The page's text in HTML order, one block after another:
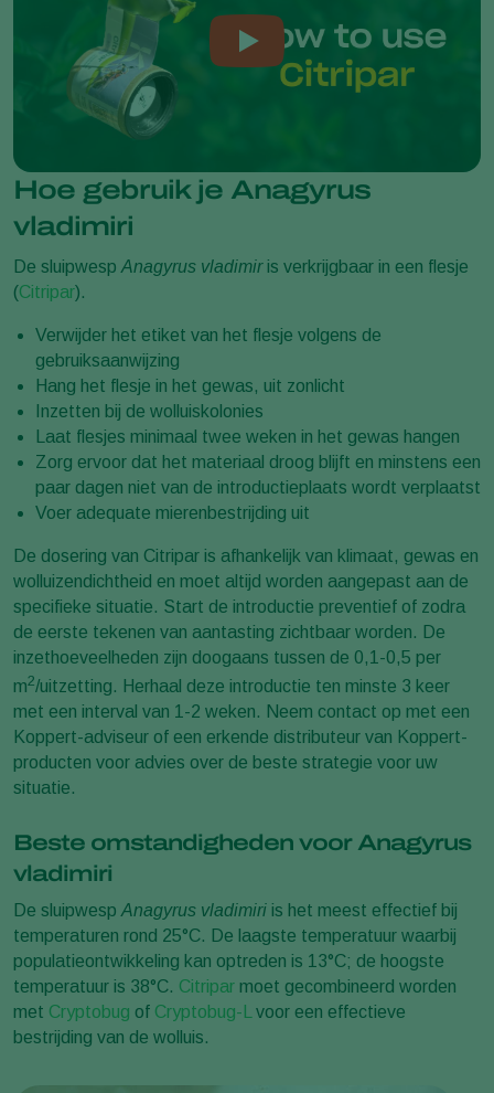
Hoe gebruik je Anagyrus
vladimiri
De sluipwesp Anagyrus vladimiris verkrijgbaar in een flesje
(Citripar).
Verwijder het etiket van het flesje volgens de
gebruiksaanwijzing
Hang het flesje in het gewas, uit zonlicht
Inzetten bij de wolluiskolonies
Laat flesjes minimaal twee weken in het gewas hangen
Zorg ervoor dat het materiaal droog blijft en minstens een
paar dagen niet van de introductieplaats wordt verplaatst
Voer adequate mierenbestrijding uit
De dosering van Citripar is afhankelijk van klimaat, gewas en
wolluizendichtheid en moet altijd worden aangepast aan de
specifieke situatie. Start de introductie preventief of zodra
de eerste tekenen van aantasting zichtbaar worden. De
inzethoeveelheden zijn doogaans tussen de 0,1-0,5 per
m2/uitzetting. Herhaal deze introductie ten minste 3 keer
met een interval van 1-2 weken. Neem contact op met een
Koppert-adviseur of een erkende distributeur van Koppert-
producten voor advies over de beste strategie voor uw
situatie.
Beste omstandigheden voor Anagyrus
vladimiri
De sluipwesp Anagyrus vladimiri is het meest effectief bij
temperaturen rond 25°C. De laagste temperatuur waarbij
populatieontwikkeling kan optreden is 13°C; de hoogste
temperatuur is 38°C. Citripar moet gecombineerd worden
met Cryptobug of Cryptobug-L
voor een effectieve
bestrijding van de wolluis.